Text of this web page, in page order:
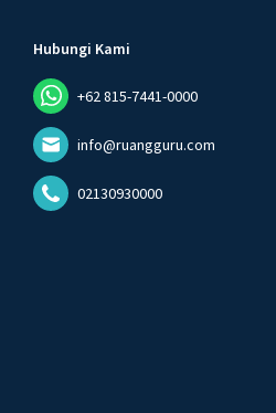
Hubungi Kami
+62 815-7441-0000
info@ruangguru.com
02130930000